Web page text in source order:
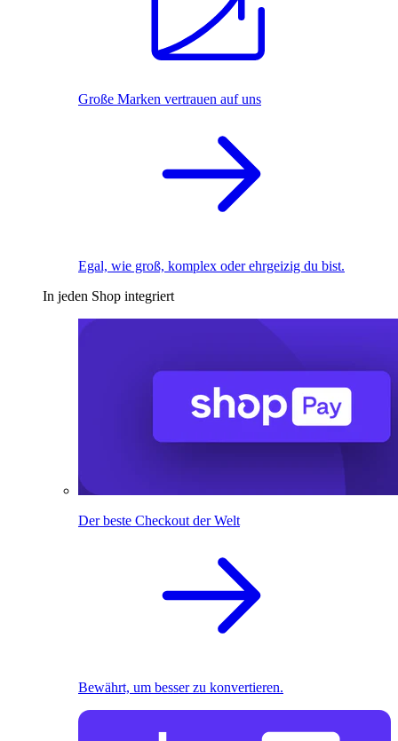
Große Marken vertrauen auf uns
Egal, wie groß, komplex oder ehrgeizig du bist.
In jeden Shop integriert
Der beste Checkout der Welt
Bewährt, um besser zu konvertieren.